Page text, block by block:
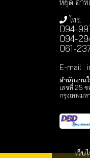
เว็บ
หยุด อา
โทร.
094-
094-
061-
E-mail :
สำนักงาน
เลขที่ 25
กรุงเทพม